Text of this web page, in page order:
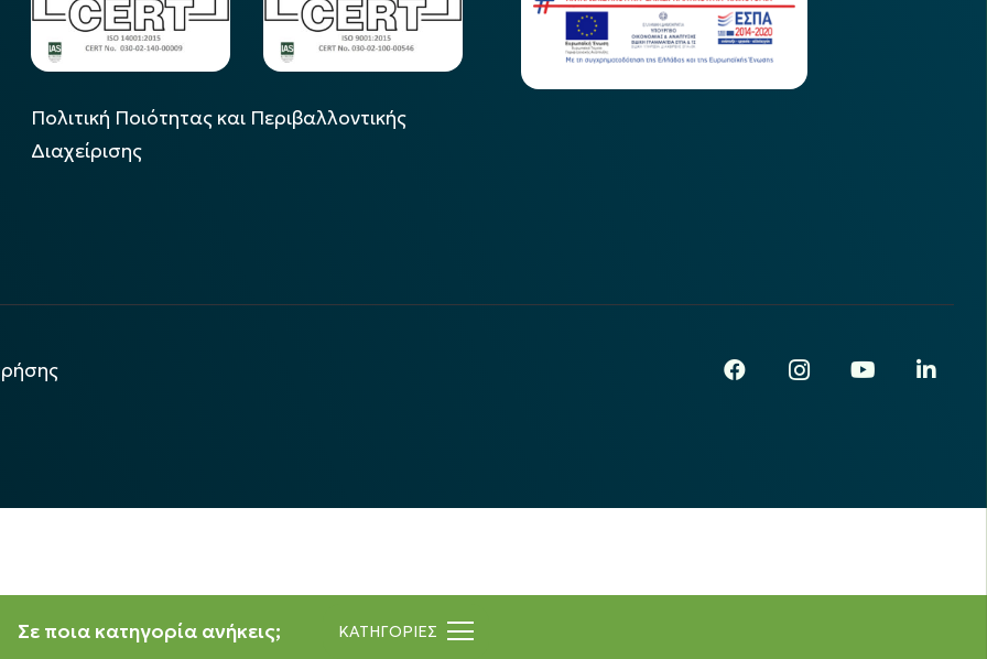
Σε ποια κατηγορία ανήκεις; ΚΑΤΗΓΟΡΙΕΣ
Πολιτική Ποιότητας και Περιβαλλοντικής
Διαχείρισης